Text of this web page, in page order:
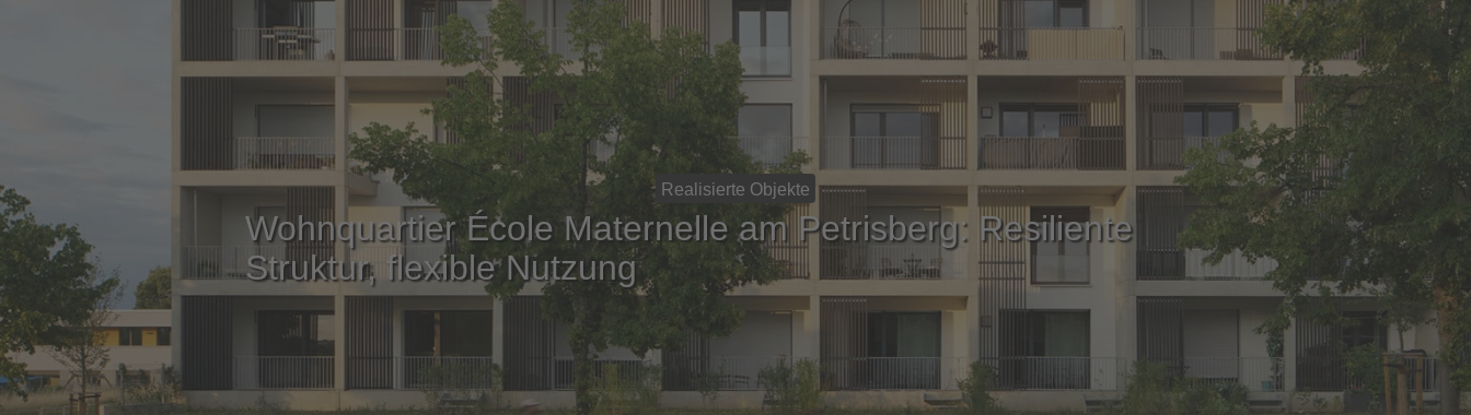
Realisierte Objekte
Wohnquartier École Maternelle am Petrisberg: Resiliente
Struktur, flexible Nutzung